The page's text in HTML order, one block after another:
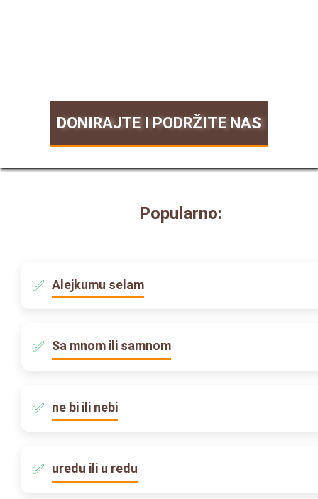
DONIRAJTE I PODRŽITE NAS
Popularno:
Alejkumu selam
Sa mnom ili samnom
ne bi ili nebi
uredu ili u redu